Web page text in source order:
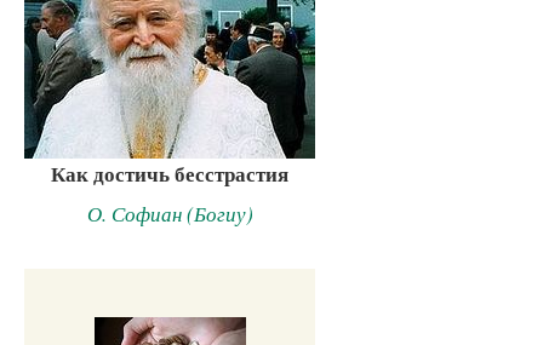
Как достичь бесстрастия
О. Софиан (Богиу)